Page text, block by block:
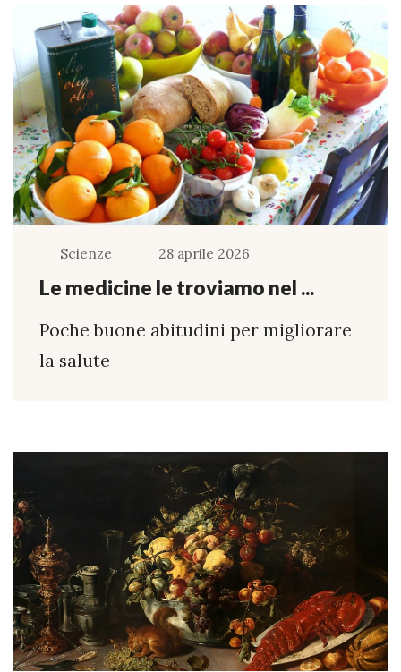
Scienze 28 aprile 2026
Le medicine le troviamo nel ...
Poche buone abitudini per migliorare
la salute